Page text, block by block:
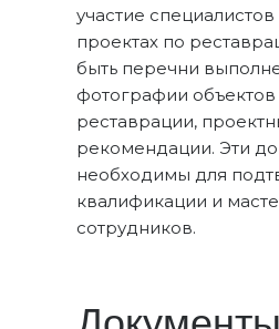
участие
проектах по
быть перечни
фотографии
реставрации,
рекомендации. Эти
необходимы для
квалификации и
сотрудников.